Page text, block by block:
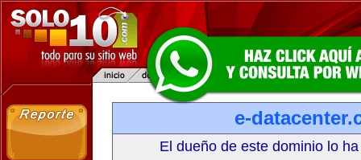
e-
El dueño de este dominio lo